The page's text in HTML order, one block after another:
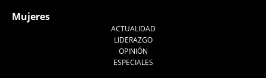
Mujeres
ACTUALIDAD
LIDERAZGO
OPINIÓN
ESPECIALES